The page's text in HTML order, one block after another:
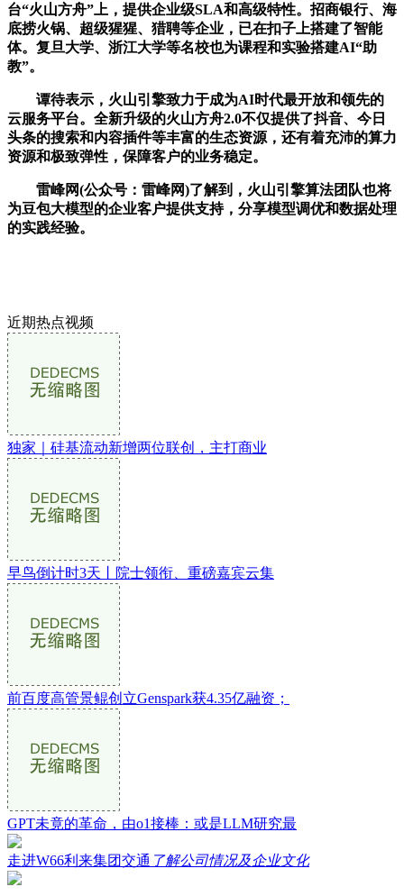
台“火山方舟”上，提供企业级SLA和高级特性。招商银行、海
底捞火锅、超级猩猩、猎聘等企业，已在扣子上搭建了智能
体。复旦大学、浙江大学等名校也为课程和实验搭建AI“助
教”。
谭待表示，火山引擎致力于成为AI时代最开放和领先的
云服务平台。全新升级的火山方舟2.0不仅提供了抖音、今日
头条的搜索和内容插件等丰富的生态资源，还有着充沛的算力
资源和极致弹性，保障客户的业务稳定。
雷峰网(公众号：雷峰网)了解到，火山引擎算法团队也将
为豆包大模型的企业客户提供支持，分享模型调优和数据处理
的实践经验。
近期热点视频
独家｜硅基流动新增两位联创，主打商业
早鸟倒计时3天丨院士领衔、重磅嘉宾云集
前百度高管景鲲创立Genspark获4.35亿融资；
GPT未竟的革命，由o1接棒：或是LLM研究最
走进W66利来集团交通 了解公司情况及企业文化